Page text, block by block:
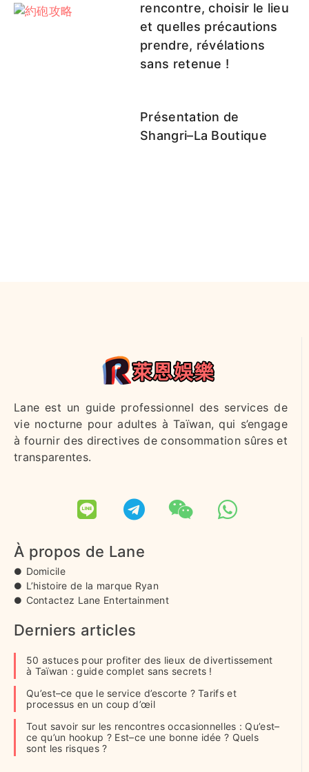
rencontre, choisir le lieu
et quelles précautions
prendre, révélations
sans retenue !
Présentation de
Shangri–La Boutique
Lane est un guide professionnel des services de
vie nocturne pour adultes à Taïwan, qui s’engage
à fournir des directives de consommation sûres et
transparentes.
À propos de Lane
Domicile
L’histoire de la marque Ryan
Contactez Lane Entertainment
Derniers articles
50 astuces pour profiter des lieux de divertissement
à Taïwan : guide complet sans secrets !
Qu’est–ce que le service d’escorte ? Tarifs et
processus en un coup d’œil
Tout savoir sur les rencontres occasionnelles : Qu’est–
ce qu’un hookup ? Est–ce une bonne idée ? Quels
sont les risques ?